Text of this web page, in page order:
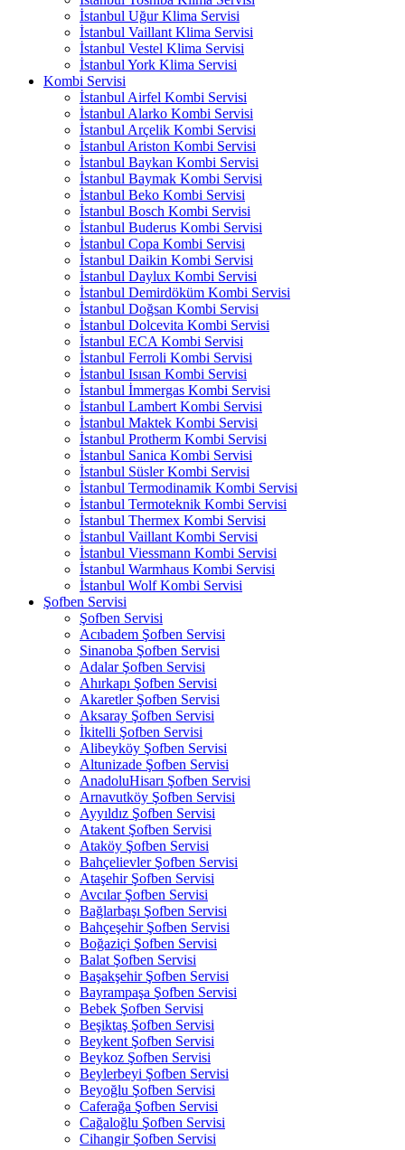
İstanbul Uğur Klima Servisi
İstanbul Vaillant Klima Servisi
İstanbul Vestel Klima Servisi
İstanbul York Klima Servisi
Kombi Servisi
İstanbul Airfel Kombi Servisi
İstanbul Alarko Kombi Servisi
İstanbul Arçelik Kombi Servisi
İstanbul Ariston Kombi Servisi
İstanbul Baykan Kombi Servisi
İstanbul Baymak Kombi Servisi
İstanbul Beko Kombi Servisi
İstanbul Bosch Kombi Servisi
İstanbul Buderus Kombi Servisi
İstanbul Copa Kombi Servisi
İstanbul Daikin Kombi Servisi
İstanbul Daylux Kombi Servisi
İstanbul Demirdöküm Kombi Servisi
İstanbul Doğsan Kombi Servisi
İstanbul Dolcevita Kombi Servisi
İstanbul ECA Kombi Servisi
İstanbul Ferroli Kombi Servisi
İstanbul Isısan Kombi Servisi
İstanbul İmmergas Kombi Servisi
İstanbul Lambert Kombi Servisi
İstanbul Maktek Kombi Servisi
İstanbul Protherm Kombi Servisi
İstanbul Sanica Kombi Servisi
İstanbul Süsler Kombi Servisi
İstanbul Termodinamik Kombi Servisi
İstanbul Termoteknik Kombi Servisi
İstanbul Thermex Kombi Servisi
İstanbul Vaillant Kombi Servisi
İstanbul Viessmann Kombi Servisi
İstanbul Warmhaus Kombi Servisi
İstanbul Wolf Kombi Servisi
Şofben Servisi
Şofben Servisi
Acıbadem Şofben Servisi
Sinanoba Şofben Servisi
Adalar Şofben Servisi
Ahırkapı Şofben Servisi
Akaretler Şofben Servisi
Aksaray Şofben Servisi
İkitelli Şofben Servisi
Alibeyköy Şofben Servisi
Altunizade Şofben Servisi
AnadoluHisarı Şofben Servisi
Arnavutköy Şofben Servisi
Ayyıldız Şofben Servisi
Atakent Şofben Servisi
Ataköy Şofben Servisi
Bahçelievler Şofben Servisi
Ataşehir Şofben Servisi
Avcılar Şofben Servisi
Bağlarbaşı Şofben Servisi
Bahçeşehir Şofben Servisi
Boğaziçi Şofben Servisi
Balat Şofben Servisi
Başakşehir Şofben Servisi
Bayrampaşa Şofben Servisi
Bebek Şofben Servisi
Beşiktaş Şofben Servisi
Beykent Şofben Servisi
Beykoz Şofben Servisi
Beylerbeyi Şofben Servisi
Beyoğlu Şofben Servisi
Caferağa Şofben Servisi
Cağaloğlu Şofben Servisi
Cihangir Şofben Servisi